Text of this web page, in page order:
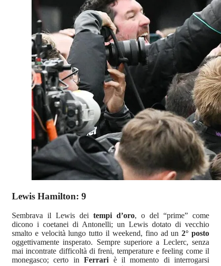
Lewis Hamilton: 9
Sembrava il Lewis dei tempi d’oro, o del “prime” come
dicono i coetanei di Antonelli; un Lewis dotato di vecchio
smalto e velocità lungo tutto il weekend, fino ad un2° posto
oggettivamente insperato. Sempre superiore a Leclerc, senza
mai incontrate difficoltà di freni, temperature e feeling come il
monegasco; certo inFerrari è il momento di interrogarsi